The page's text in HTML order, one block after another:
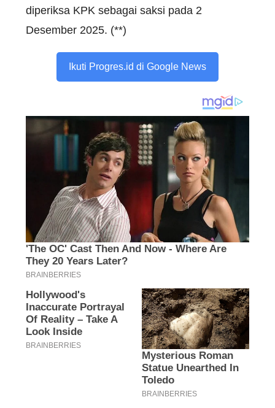
diperiksa KPK sebagai saksi pada 2
Desember 2025. (**)
Ikuti Progres.id di Google News